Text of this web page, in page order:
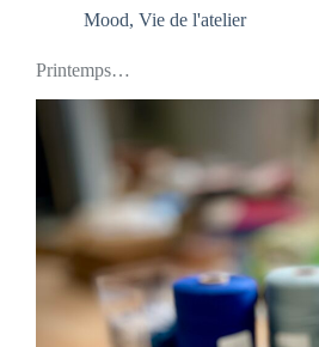
Mood, Vie de l'atelier
Printemps…